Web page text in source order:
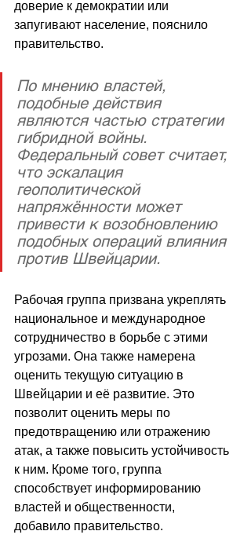
доверие к демократии или
запугивают население, пояснило
правительство.
По мнению властей,
подобные действия
являются частью стратегии
гибридной войны.
Федеральный совет считает,
что эскалация
геополитической
напряжённости может
привести к возобновлению
подобных операций влияния
против Швейцарии.
Рабочая группа призвана укреплять
национальное и международное
сотрудничество в борьбе с этими
угрозами. Она также намерена
оценить текущую ситуацию в
Швейцарии и её развитие. Это
позволит оценить меры по
предотвращению или отражению
атак, а также повысить устойчивость
к ним. Кроме того, группа
способствует информированию
властей и общественности,
добавило правительство.